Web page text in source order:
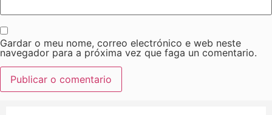
Gardar o meu nome, correo electrónico e web neste
navegador para a próxima vez que faga un comentario.